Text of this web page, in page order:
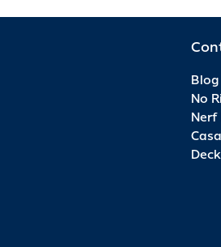
Blog
No
Nerf